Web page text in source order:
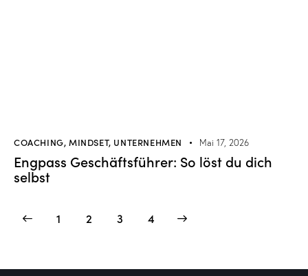
COACHING,MINDSET, UNTERNEHMEN Mai 17, 2026
Engpass Geschäftsführer: So löst du dich
selbst
1 2 3 4
>